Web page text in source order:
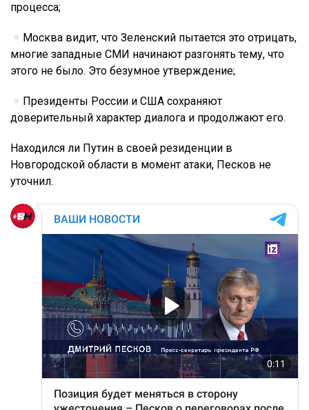
процесса;
Москва видит, что Зеленский пытается это отрицать,
многие западные СМИ начинают разгонять тему, что
этого не было. Это безумное утверждение;
Президенты России и США сохраняют
доверительный характер диалога и продолжают его.
Находился ли Путин в своей резиденции в
Новгородской области в момент атаки, Песков не
уточнил.